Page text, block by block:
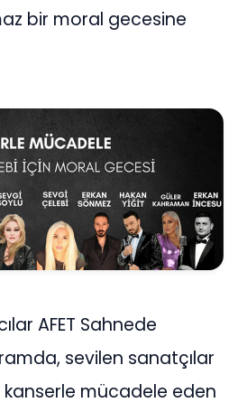
bir moral gecesine
AFET Sahnede
sevilen sanatçılar
kanserle mücadele eden